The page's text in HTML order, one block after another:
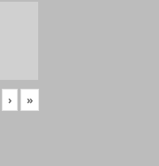
› »